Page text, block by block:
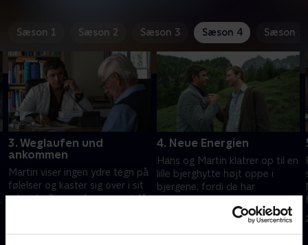
Sæson 1 Sæson 2 Sæson 3 Sæson 4 Sæson 5
3. Weglaufen und
ankommen
Martin viser ingen ydre tegn på
følelser og kaster sig over i sit
arbejde. Roman forsøger at få
4. Neue Energien
Hans og Martin klatrer op til en
lille bjerghytte højt oppe i
bjergene, fordi de har
27. september 2012 • 43 min